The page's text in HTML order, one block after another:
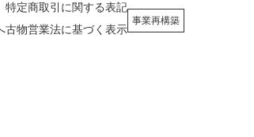
特定商取引に関する表記
古物営業法に基づく表示
事業再構築